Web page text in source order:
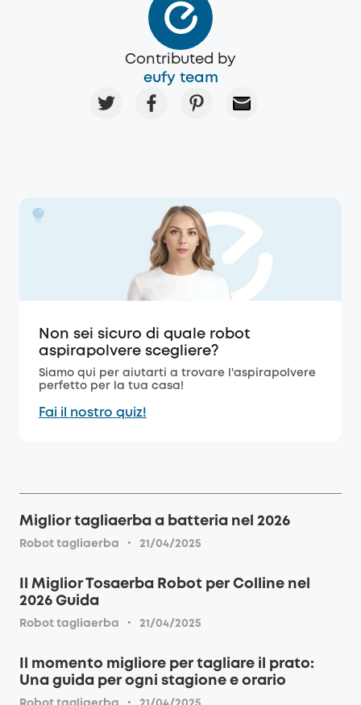
Contributed by
eufy team
Non sei sicuro di quale robot
aspirapolvere scegliere?
Siamo qui per aiutarti a trovare l'aspirapolvere
perfetto per la tua casa!
Fai il nostro quiz!
Miglior tagliaerba a batteria nel 2026
Robot tagliaerba · 21/04/2025
Il Miglior Tosaerba Robot per Colline nel
2026 Guida
Robot tagliaerba · 21/04/2025
Il momento migliore per tagliare il prato:
Una guida per ogni stagione e orario